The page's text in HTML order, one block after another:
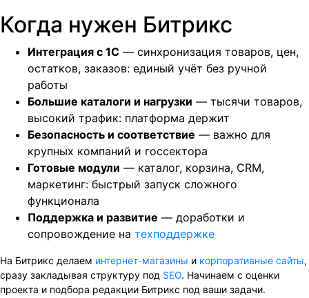
Когда нужен Битрикс
Интеграция с 1С — синхронизация товаров, цен,
остатков, заказов: единый учёт без ручной
работы
Большие каталоги и нагрузки — тысячи товаров,
высокий трафик: платформа держит
Безопасность и соответствие — важно для
крупных компаний и госсектора
Готовые модули — каталог, корзина, CRM,
маркетинг: быстрый запуск сложного
функционала
Поддержка и развитие — доработки и
сопровождение на техподдержке
На Битрикс делаем интернет-магазины и корпоративные сайты,
сразу закладывая структуру под SEO. Начинаем с оценки
проекта и подбора редакции Битрикс под ваши задачи.